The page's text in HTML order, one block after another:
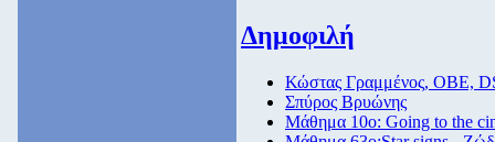
Δημοφιλή
Κώστας Γραμμένος, ΟΒΕ,
Σπύρος Βρυώνης
Μάθημα 10ο: Going to the